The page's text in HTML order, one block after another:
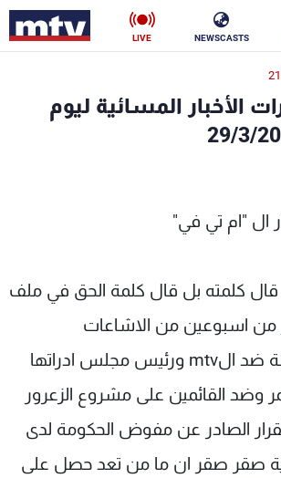
NEWSCASTS
LIVE
الأخبار المسائية ليوم
ال "ام تي في"
قال كلمته بل قال كلمة الحق في ملف
من اسبوعين من الاشاعات
والادعاءات الباطلة ضد الmtv ورئيس مجلس ادراتها
وضد القائمين على مشروع الزعرور
الصادر عن مفوض الحكومة لدى
صقر صقر ان ما من تعد حصل على